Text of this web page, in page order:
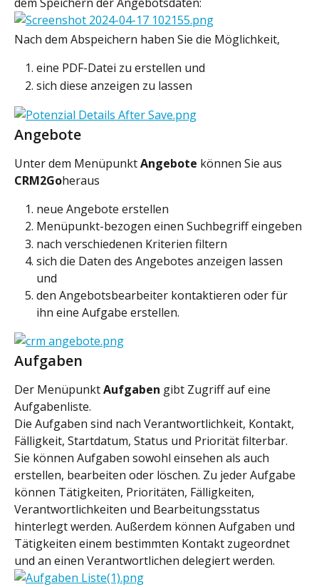
Nach dem Abspeichern haben Sie die Möglichkeit,
eine PDF-Datei zu erstellen und
sich diese anzeigen zu lassen
Angebote
Unter dem Menüpunkt Angebote können Sie aus
CRM2Goheraus
neue Angebote erstellen
Menüpunkt-bezogen einen Suchbegriff eingeben
nach verschiedenen Kriterien filtern
sich die Daten des Angebotes anzeigen lassen
und
den Angebotsbearbeiter kontaktieren oder für
ihn eine Aufgabe erstellen.
Aufgaben
Der Menüpunkt Aufgaben gibt Zugriff auf eine
Aufgabenliste.
Die Aufgaben sind nach Verantwortlichkeit, Kontakt,
Fälligkeit, Startdatum, Status und Priorität filterbar.
Sie können Aufgaben sowohl einsehen als auch
erstellen, bearbeiten oder löschen. Zu jeder Aufgabe
können Tätigkeiten, Prioritäten, Fälligkeiten,
Verantwortlichkeiten und Bearbeitungsstatus
hinterlegt werden. Außerdem können Aufgaben und
Tätigkeiten einem bestimmten Kontakt zugeordnet
und an einen Verantwortlichen delegiert werden.